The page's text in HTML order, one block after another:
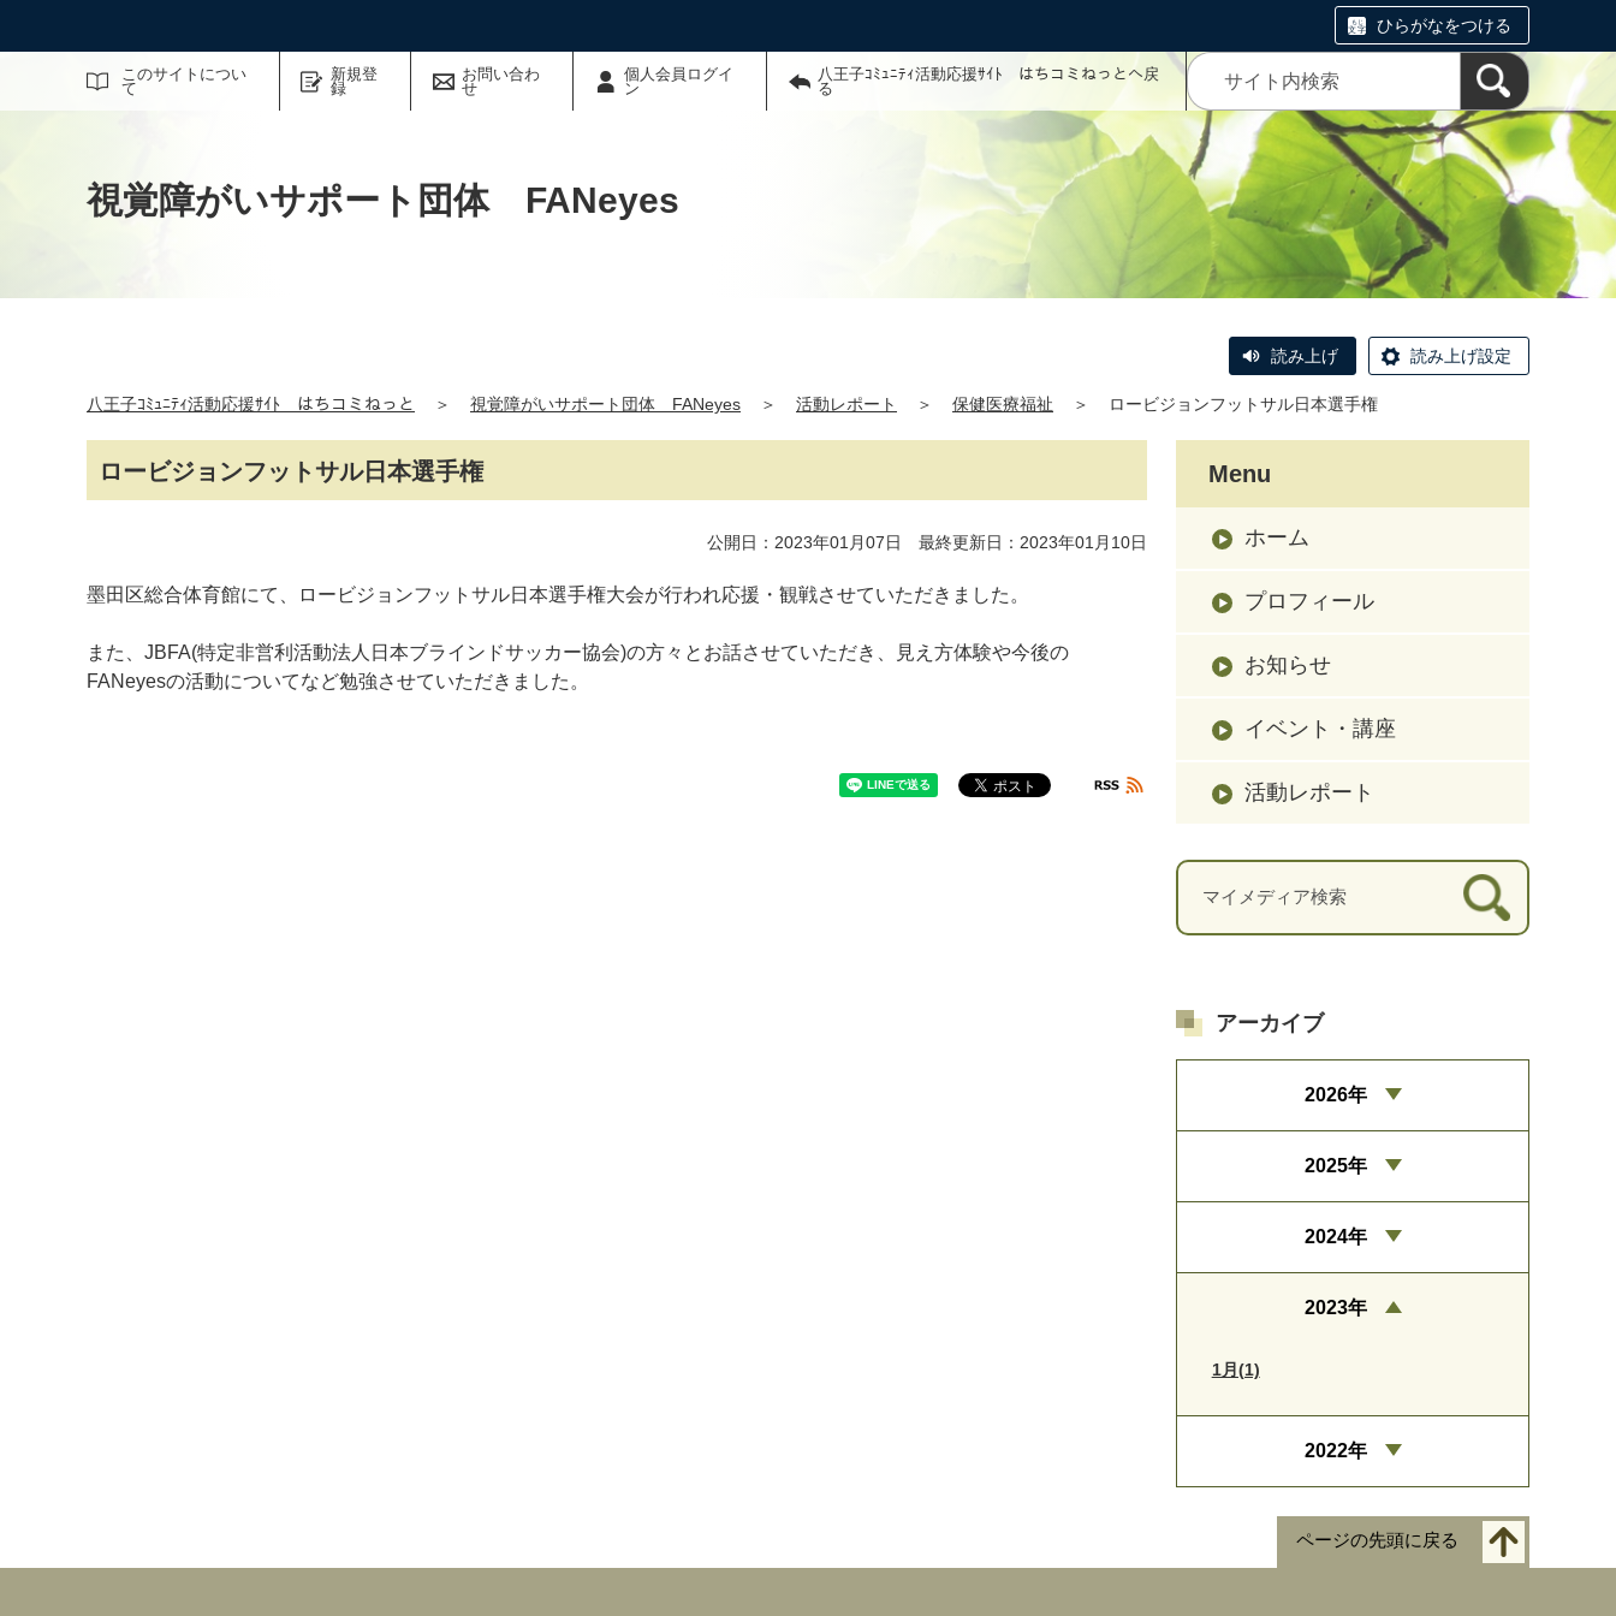
ひらがなをつける
このサイトについ
て
新規登
録
お問い合わ
せ
個人会員ログイ
ン
八王子ｺﾐｭﾆﾃｨ活動応援ｻｲﾄ はちコミねっとへ戻
る
サイト内検索
視覚障がいサポート団体 FANeyes
読み上げ 読み上げ設定
八王子ｺﾐｭﾆﾃｨ活動応援ｻｲﾄ はちコミねっと ＞ 視覚障がいサポート団体 FANeyes ＞ 活動レポート ＞ 保健医療福祉 ＞ ロービジョンフットサル日本選手権
ロービジョンフットサル日本選手権
公開日：2023年01月07日 最終更新日：2023年01月10日
墨田区総合体育館にて、ロービジョンフットサル日本選手権大会が行われ応援・観戦させていただきました。
また、JBFA(特定非営利活動法人日本ブラインドサッカー協会)の方々とお話させていただき、見え方体験や今後の
FANeyesの活動についてなど勉強させていただきました。
Menu
ホーム
プロフィール
お知らせ
イベント・講座
活動レポート
アーカイブ
2026年
2025年
2024年
2023年
1月(1)
2022年
ページの先頭に戻る